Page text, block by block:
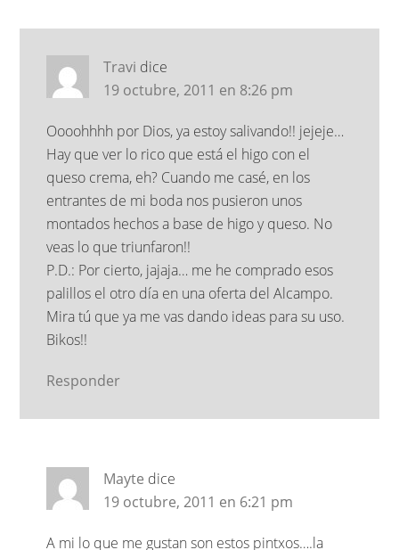
Travi dice
19 octubre, 2011 en 8:26 pm
Oooohhhh por Dios, ya estoy salivando!! jejeje…
Hay que ver lo rico que está el higo con el
queso crema, eh? Cuando me casé, en los
entrantes de mi boda nos pusieron unos
montados hechos a base de higo y queso. No
veas lo que triunfaron!!
P.D.: Por cierto, jajaja… me he comprado esos
palillos el otro día en una oferta del Alcampo.
Mira tú que ya me vas dando ideas para su uso.
Bikos!!
Responder
Mayte dice
19 octubre, 2011 en 6:21 pm
A mi lo que me gustan son estos pintxos….la